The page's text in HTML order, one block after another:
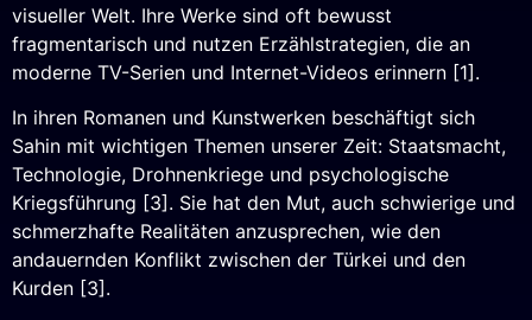
visueller Welt. Ihre Werke sind oft bewusst
fragmentarisch und nutzen Erzählstrategien, die an
moderne TV-Serien und Internet-Videos erinnern [1].
In ihren Romanen und Kunstwerken beschäftigt sich
Sahin mit wichtigen Themen unserer Zeit: Staatsmacht,
Technologie, Drohnenkriege und psychologische
Kriegsführung [3]. Sie hat den Mut, auch schwierige und
schmerzhafte Realitäten anzusprechen, wie den
andauernden Konflikt zwischen der Türkei und den
Kurden [3].